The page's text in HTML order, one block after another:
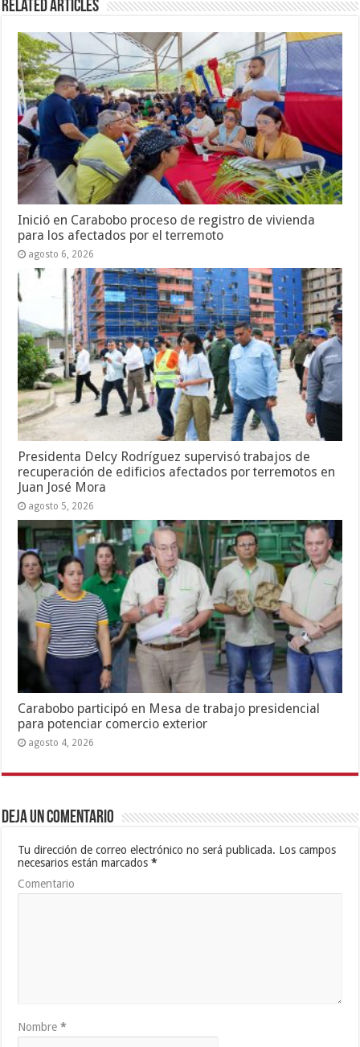
Related Articles
Inició en Carabobo proceso de registro de vivienda
para los afectados por el terremoto
agosto 6, 2026
Presidenta Delcy Rodríguez supervisó trabajos de
recuperación de edificios afectados por terremotos en
Juan José Mora
agosto 5, 2026
Carabobo participó en Mesa de trabajo presidencial
para potenciar comercio exterior
agosto 4, 2026
Deja un comentario
Tu dirección de correo electrónico no será publicada. Los campos
necesarios están marcados*
Comentario
Nombre*